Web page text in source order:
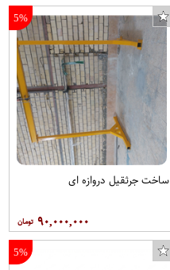
5%
ساخت جرثقیل دروازه ای
۹۰,۰۰۰,۰۰۰
5%